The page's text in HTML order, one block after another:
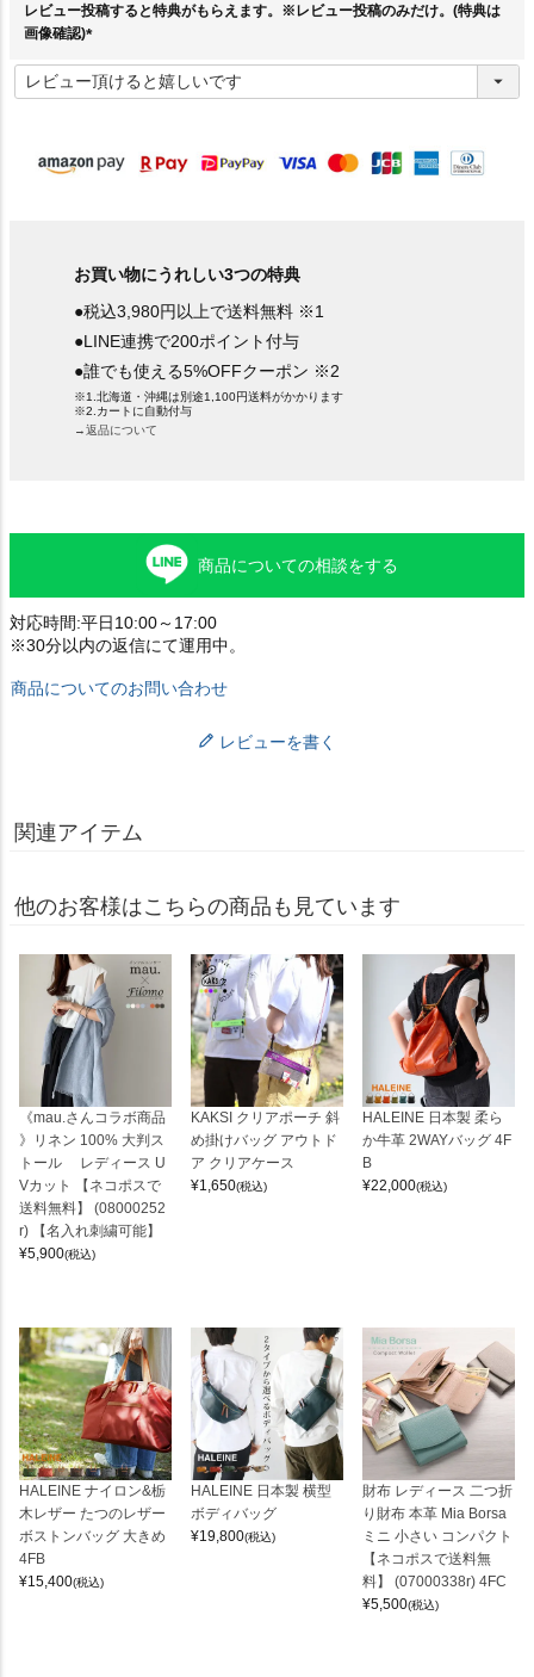
レビュー投稿すると特典がもらえます。※レビュー投稿のみだけ。(特典は
画像確認)
必
須
お買い物にうれしい3つの特典
●税込3,980円以上で送料無料 ※1
●LINE連携で200ポイント付与
●誰でも使える5%OFFクーポン ※2
※1.北海道・沖縄は別途1,100円送料がかかります
※2.カートに自動付与
→返品について
商品についての相談をする
対応時間:平日10:00～17:00
※30分以内の返信にて運用中。
商品についてのお問い合わせ
レビューを書く
関連アイテム
他のお客様はこちらの商品も見ています
《mau.さんコラボ商品
》リネン 100% 大判ス
トール レディース U
Vカット 【ネコポスで
送料無料】 (08000252
r) 【名入れ刺繍可能】
¥5,900(税込)
KAKSI クリアポーチ 斜
め掛けバッグ アウトド
ア クリアケース
¥1,650(税込)
HALEINE 日本製 柔ら
か牛革 2WAYバッグ 4F
B
¥22,000(税込)
HALEINE ナイロン&栃
木レザー たつのレザー
ボストンバッグ 大きめ
4FB
¥15,400(税込)
HALEINE 日本製 横型
ボディバッグ
¥19,800(税込)
財布 レディース 二つ折
り財布 本革 Mia Borsa
ミニ 小さい コンパクト
【ネコポスで送料無
料】 (07000338r) 4FC
¥5,500(税込)